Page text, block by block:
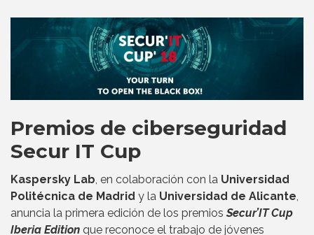
Premios de ciberseguridad
Secur IT Cup
Kaspersky Lab, en colaboración con la Universidad
Politécnica de Madrid y la Universidad de Alicante,
anuncia la primera edición de los premiosSecur’IT Cup
Iberia Edition que reconoce el trabajo de jóvenes